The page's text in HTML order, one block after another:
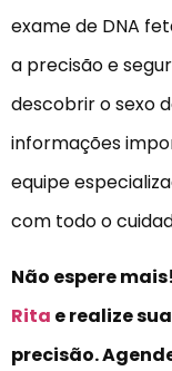
exame de DNA
a precisão e
descobrir o sexo
informações
equipe
com todo o
Não espere mais!
Rita e realize
precisão.